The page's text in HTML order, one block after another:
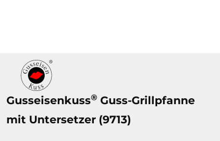
Gusseisenkuss® Guss-Grillpfanne
mit Untersetzer (9713)